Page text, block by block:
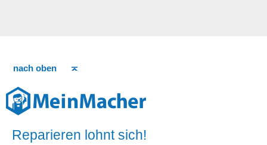
nach oben
Reparieren lohnt sich!